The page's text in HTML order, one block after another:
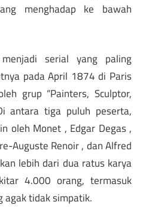
menghadap ke bawah
serial yang paling
pada April 1874 di Paris
grup “Painters, Sculptor,
antara tiga puluh peserta,
oleh Monet , Edgar Degas ,
Auguste Renoir , dan Alfred
lebih dari dua ratus karya
4.000 orang, termasuk
agak tidak simpatik.